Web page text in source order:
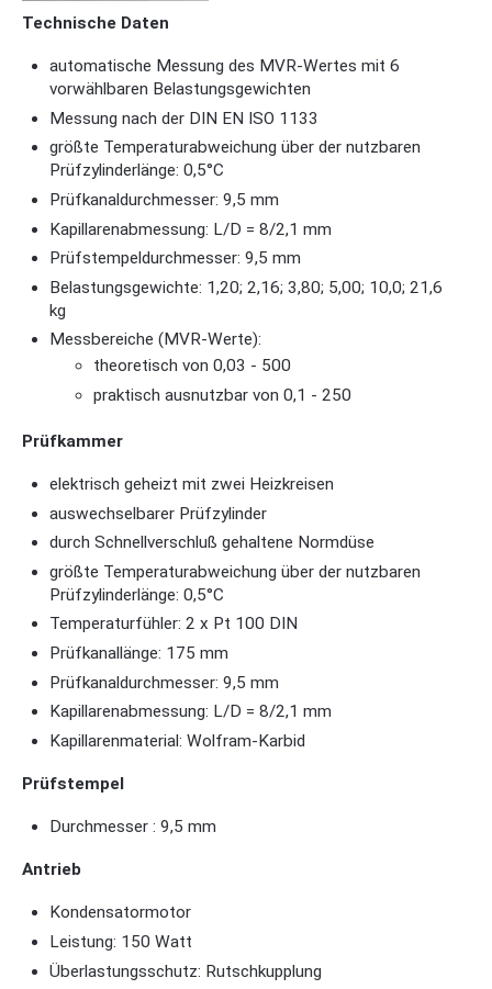
Technische Daten
automatische Messung des MVR-Wertes mit 6
vorwählbaren Belastungsgewichten
Messung nach der DIN EN ISO 1133
größte Temperaturabweichung über der nutzbaren
Prüfzylinderlänge: 0,5°C
Prüfkanaldurchmesser: 9,5 mm
Kapillarenabmessung: L/D = 8/2,1 mm
Prüfstempeldurchmesser: 9,5 mm
Belastungsgewichte: 1,20; 2,16; 3,80; 5,00; 10,0; 21,6
kg
Messbereiche (MVR-Werte):
theoretisch von 0,03 - 500
praktisch ausnutzbar von 0,1 - 250
Prüfkammer
elektrisch geheizt mit zwei Heizkreisen
auswechselbarer Prüfzylinder
durch Schnellverschluß gehaltene Normdüse
größte Temperaturabweichung über der nutzbaren
Prüfzylinderlänge: 0,5°C
Temperaturfühler: 2 x Pt 100 DIN
Prüfkanallänge: 175 mm
Prüfkanaldurchmesser: 9,5 mm
Kapillarenabmessung: L/D = 8/2,1 mm
Kapillarenmaterial: Wolfram-Karbid
Prüfstempel
Durchmesser : 9,5 mm
Antrieb
Kondensatormotor
Leistung: 150 Watt
Überlastungsschutz: Rutschkupplung